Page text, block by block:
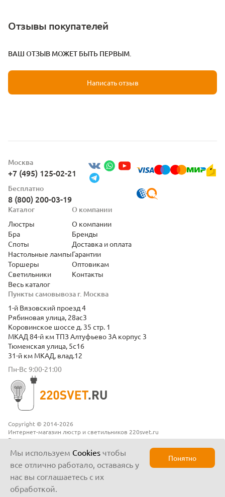
Отзывы покупателей
ВАШ ОТЗЫВ МОЖЕТ БЫТЬ ПЕРВЫМ.
Написать отзыв
Copyright © 2014-2026
Интернет-магазин люстр и светильников 220svet.ru
Все права защищены
Москва
+7 (495) 125-02-21
Бесплатно
8 (800) 200-03-19
Пункты самовывоза г. Москва
1-й Вязовский проезд 4
Рябиновая улица, 28ас3
Коровинское шоссе д. 35 стр. 1
МКАД 84-й км ТПЗ Алтуфьево 3А корпус 3
Тюменская улица, 5с16
31-й км МКАД, влад.12
Пн-Вс 9:00-21:00
Каталог
Люстры
Бра
Споты
Настольные лампы
Торшеры
Светильники
Весь каталог
О компании
О компании
Бренды
Доставка и оплата
Гарантии
Оптовикам
Контакты
Мы используем Cookies чтобы
все отлично работало, оставаясь у
нас вы соглашаетесь с их
обработкой.
Понятно